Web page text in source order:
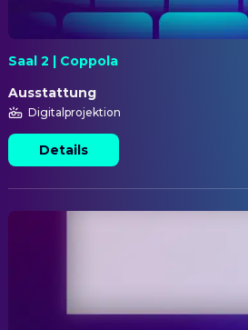
Saal 2 | Coppola
Ausstattung
Digitalprojektion
Details